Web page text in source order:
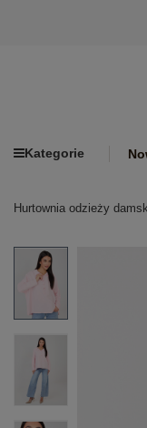
Kategorie
Hurtownia odzieży